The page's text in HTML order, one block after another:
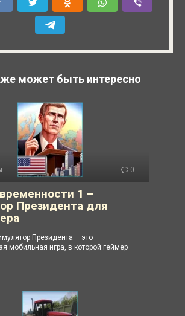
может быть интересно
0
1 –
Президента для
Президента – это
мобильная игра, в которой геймер